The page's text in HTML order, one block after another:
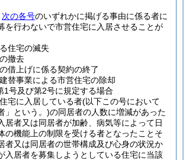
次の各号のいずれかに掲げる事由に係る者に
を行わないで市営住宅に入居させることが
住宅の滅失
撤去
借上げに係る契約の終了
替事業による市営住宅の除却
1号及び第2号に規定する場合
宅に入居している者(以下この号において
」という。)の同居者の人数に増減があった
居者又は同居者が加齢、病気等によって日
の機能上の制限を受ける者となったことそ
者又は同居者の世帯構成及び心身の状況か
入居者を募集しようとしている住宅に当該